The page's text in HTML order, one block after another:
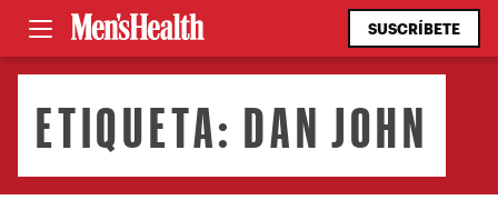
SUSCRÍBETE
ETIQUETA: DAN JOHN